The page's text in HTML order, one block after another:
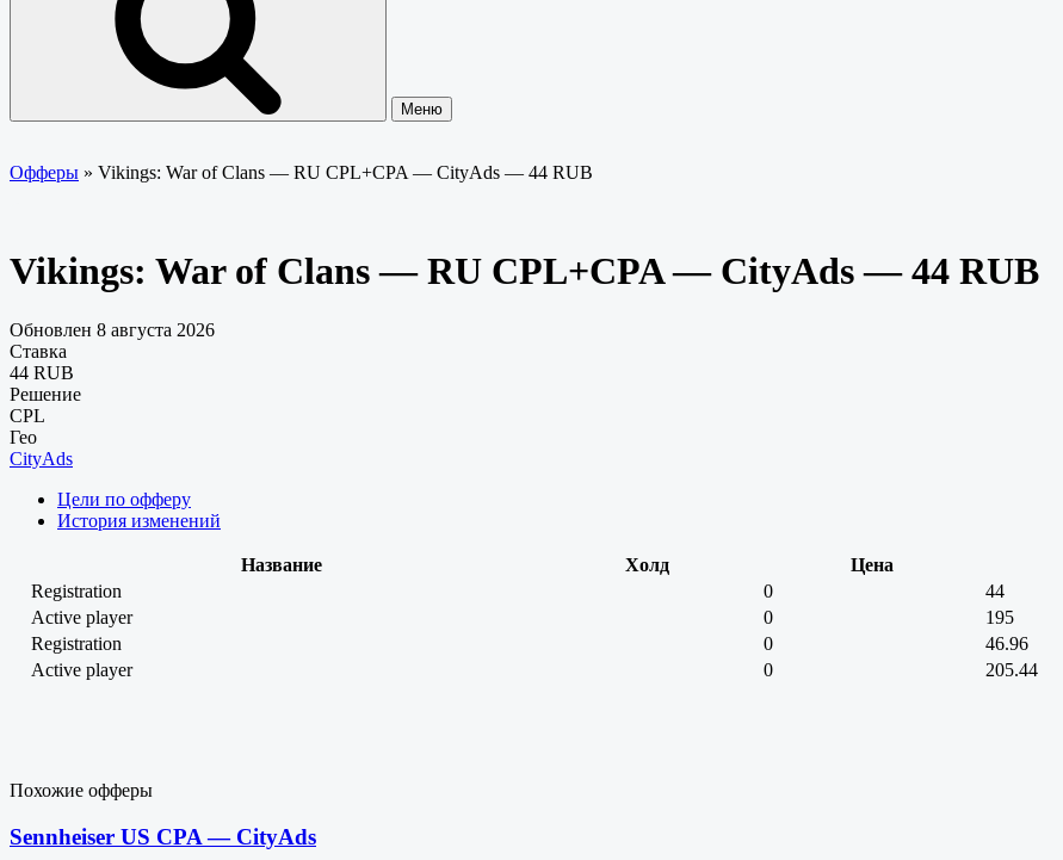
Меню
Офферы » Vikings: War of Clans — RU CPL+CPA — CityAds — 44 RUB
Vikings: War of Clans — RU CPL+CPA — CityAds — 44 RUB
Обновлен 8 августа 2026
Ставка
44 RUB
Решение
CPL
Гео
CityAds
Цели по офферу
История изменений
Название Холд Цена
Registration
0 44
Active player
0 195
Registration
0 46.96
Active player
0 205.44
Похожие офферы
Sennheiser US CPA — CityAds